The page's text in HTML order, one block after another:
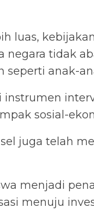
luas,
negara tidak
seperti anak-
sosial-
juga telah
menjadi
menuju